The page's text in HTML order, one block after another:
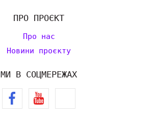
ПРО ПРОЄКТ
Про нас
Новини проєкту
МИ В СОЦМЕРЕЖАХ